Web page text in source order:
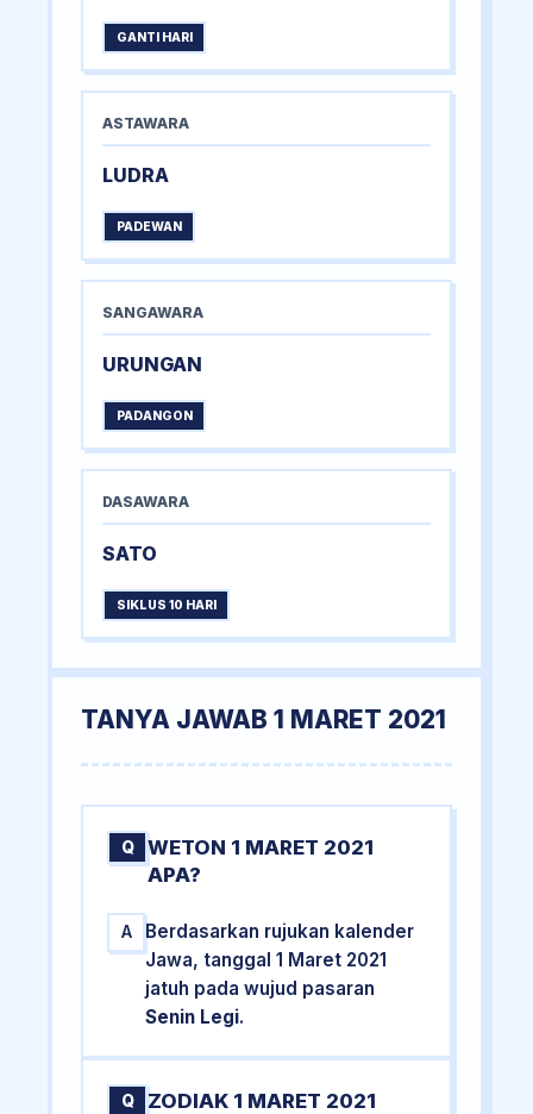
GANTI HARI
ASTAWARA
LUDRA
PADEWAN
SANGAWARA
URUNGAN
PADANGON
DASAWARA
SATO
SIKLUS 10 HARI
TANYA JAWAB 1 MARET 2021
Q
WETON 1 MARET 2021
APA?
A
Berdasarkan rujukan kalender
Jawa, tanggal 1 Maret 2021
jatuh pada wujud pasaran
Senin Legi.
Q
ZODIAK 1 MARET 2021